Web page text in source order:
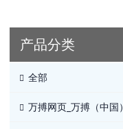
产品分类
全部
万搏网页_万搏（中国）